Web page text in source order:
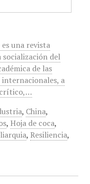
una revista
socialización del
de las
a
crítico,…
, China,
, Hoja de coca,
, Resiliencia,